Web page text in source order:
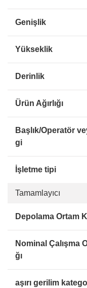
Tamamlayıcı
Genişlik
Yükseklik
Derinlik
Ürün Ağırlığı
Başlık/Operatör
gi
İşletme tipi
Depolama Ortam
Nominal Çalışma
ğı
aşırı gerilim